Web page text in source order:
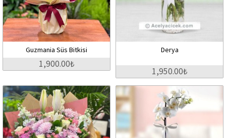
Guzmania Süs Bitkisi
1,900.00₺
Derya
1,950.00₺